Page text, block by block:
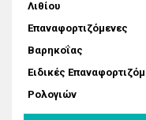
Λιθίου
Επαναφορτιζόμενες
Βαρηκοΐας
Ειδικές
Ρολογιών